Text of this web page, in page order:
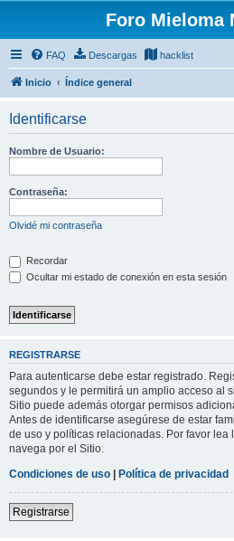
Foro Mieloma
FAQ Descargas hacklist
Inicio Índice general
Identificarse
Nombre de Usuario:
Contraseña:
Olvidé mi contraseña
Recordar
Ocultar mi estado de conexión en esta sesión
REGISTRARSE
Para autenticarse debe estar registrado.
segundos y le permitirá un amplio acceso al
Sitio puede además otorgar permisos
Antes de identificarse asegúrese de estar
de uso y políticas relacionadas. Por favor lea
navega por el Sitio.
Condiciones de uso | Política de privacidad
Registrarse